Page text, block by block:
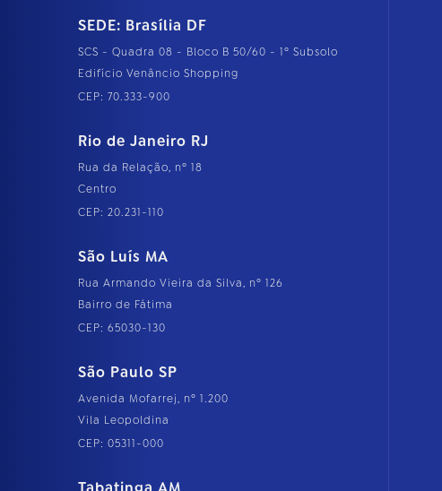
SEDE: Brasília DF
SCS - Quadra 08 - Bloco B 50/60 - 1º Subsolo
Edifício Venâncio Shopping
CEP: 70.333-900
Rio de Janeiro RJ
Rua da Relação, nº 18
Centro
CEP: 20.231-110
São Luís MA
Rua Armando Vieira da Silva, nº 126
Bairro de Fátima
CEP: 65030-130
São Paulo SP
Avenida Mofarrej, nº 1.200
Vila Leopoldina
CEP: 05311-000